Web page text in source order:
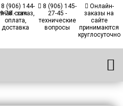
8 (906) 144-
78 - заказ,
оплата,
доставка
8 (906) 145-
27-45 -
технические
вопросы
Онлайн-
заказы на
сайте
принимаются
круглосуточно